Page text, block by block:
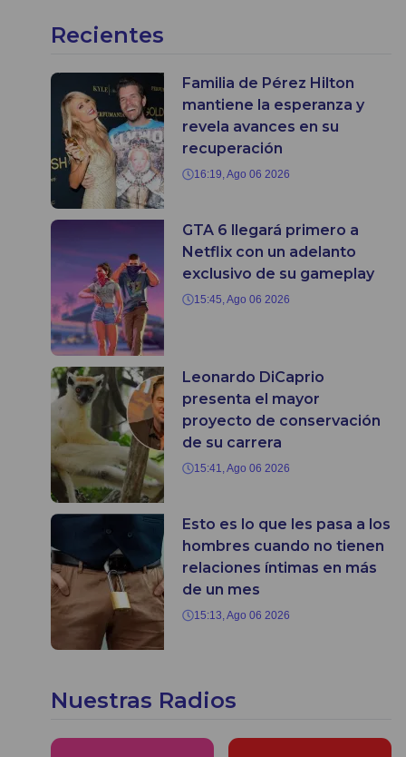
Recientes
Familia de Pérez Hilton
mantiene la esperanza y
revela avances en su
recuperación
16:19, Ago 06 2026
GTA 6 llegará primero a
Netflix con un adelanto
exclusivo de su gameplay
15:45, Ago 06 2026
Leonardo DiCaprio
presenta el mayor
proyecto de conservación
de su carrera
15:41, Ago 06 2026
Esto es lo que les pasa a los
hombres cuando no tienen
relaciones íntimas en más
de un mes
15:13, Ago 06 2026
Nuestras Radios